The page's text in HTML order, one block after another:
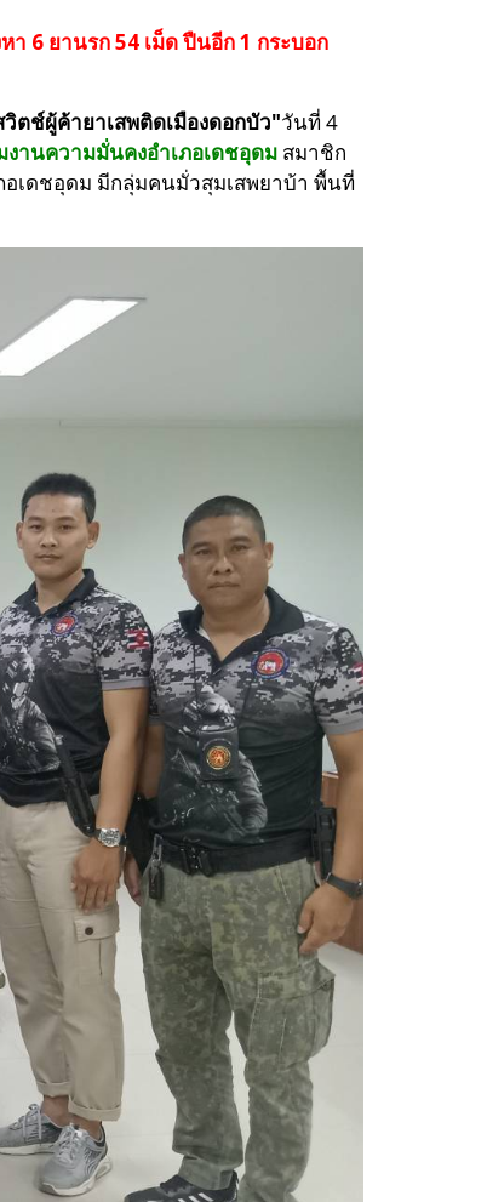
6 ยานรก 54 เม็ด ปืนอีก 1 กระบอก
ตช์ผู้ค้ายาเสพติดเมืองดอกบัว"วันที่ 4
งานความมั่นคงอำเภอเดชอุดม สมาชิก
อเดชอุดม มีกลุ่มคนมั่วสุมเสพยาบ้า พื้นที่